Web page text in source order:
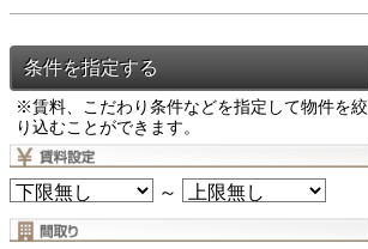
※賃料、こだわり条件などを指定して物件を絞
り込むことができます。
～